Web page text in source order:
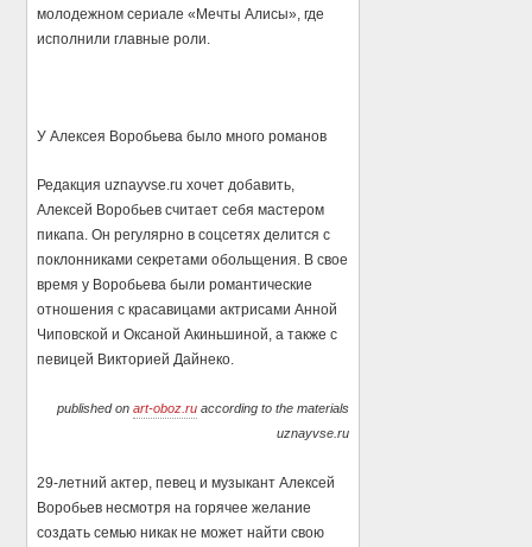
молодежном сериале «Мечты Алисы», где
исполнили главные роли.
У Алексея Воробьева было много романов
Редакция uznayvse.ru хочет добавить,
Алексей Воробьев считает себя мастером
пикапа. Он регулярно в соцсетях делится с
поклонниками секретами обольщения. В свое
время у Воробьева были романтические
отношения с красавицами актрисами Анной
Чиповской и Оксаной Акиньшиной, а также с
певицей Викторией Дайнеко.
published on art-oboz.ruaccording to the materials
uznayvse.ru
29-летний актер, певец и музыкант Алексей
Воробьев несмотря на горячее желание
создать семью никак не может найти свою